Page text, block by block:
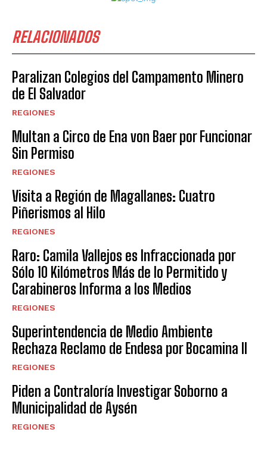
RELACIONADOS
Paralizan Colegios del Campamento Minero
de El Salvador
REGIONES
Multan a Circo de Ena von Baer por Funcionar
Sin Permiso
REGIONES
Visita a Región de Magallanes: Cuatro
Piñerismos al Hilo
REGIONES
Raro: Camila Vallejos es Infraccionada por
Sólo 10 Kilómetros Más de lo Permitido y
Carabineros Informa a los Medios
REGIONES
Superintendencia de Medio Ambiente
Rechaza Reclamo de Endesa por Bocamina II
REGIONES
Piden a Contraloría Investigar Soborno a
Municipalidad de Aysén
REGIONES